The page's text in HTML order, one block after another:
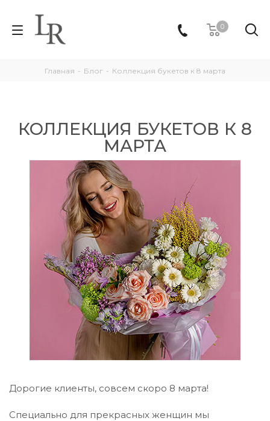
0
Главная - Блог - Коллекция букетов к 8 марта
КОЛЛЕКЦИЯ БУКЕТОВ К 8
МАРТА
Дорогие клиенты, совсем скоро 8 марта!
Специально для прекрасных женщин мы